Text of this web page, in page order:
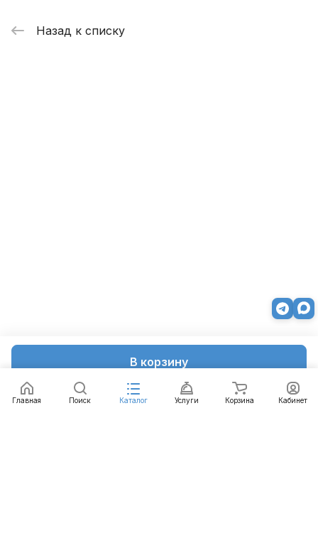
В корзину
Назад к списку
Главная Поиск Каталог Услуги Корзина Кабинет